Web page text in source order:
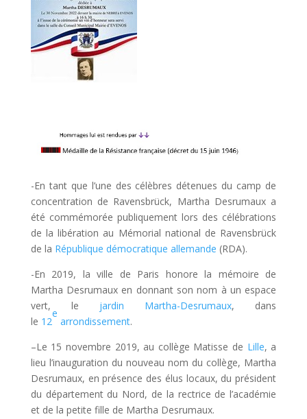
-En tant que l’une des célèbres détenues du camp de
concentration de Ravensbrück, Martha Desrumaux a
été commémorée publiquement lors des célébrations
de la libération au Mémorial national de Ravensbrück
de la République démocratique allemande (RDA).
-En 2019, la ville de Paris honore la mémoire de
Martha Desrumaux en donnant son nom à un espace
vert, le jardin Martha-Desrumaux, dans
le 12
e
arrondissement.
–Le 15 novembre 2019, au collège Matisse de Lille, a
lieu l’inauguration du nouveau nom du collège, Martha
Desrumaux, en présence des élus locaux, du président
du département du Nord, de la rectrice de l’académie
et de la petite fille de Martha Desrumaux.